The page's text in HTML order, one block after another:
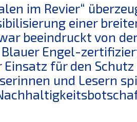
im Revier“
einer
beeindruckt von der
Engel-
für den
und Lesern